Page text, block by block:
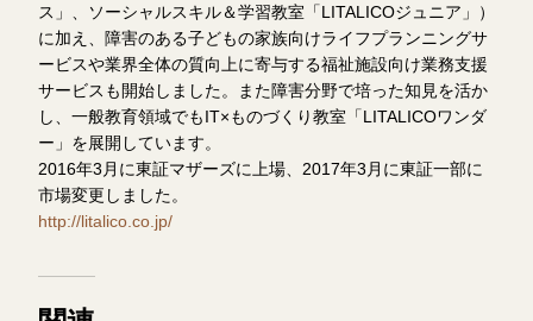
ス」、ソーシャルスキル＆学習教室「LITALICOジュニア」）
に加え、障害のある子どもの家族向けライフプランニングサ
ービスや業界全体の質向上に寄与する福祉施設向け業務支援
サービスも開始しました。また障害分野で培った知見を活か
し、一般教育領域でもIT×ものづくり教室「LITALICOワンダ
ー」を展開しています。
2016年3月に東証マザーズに上場、2017年3月に東証一部に
市場変更しました。
http://litalico.co.jp/